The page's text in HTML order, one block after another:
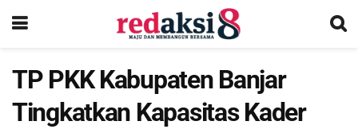
TP PKK Kabupaten Banjar
Tingkatkan Kapasitas Kader